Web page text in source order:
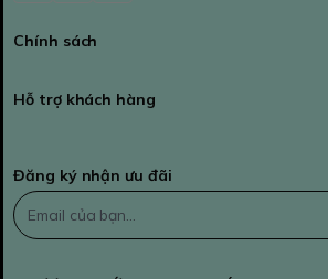
Chính sách
Hỗ trợ khách hàng
Đăng ký nhận ưu đãi